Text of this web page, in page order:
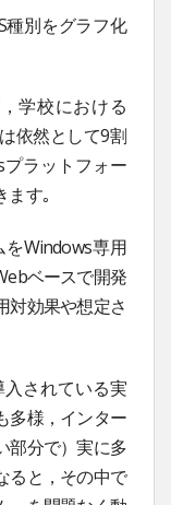
種別をグラフ化
学校における
依然として9割
プラットフォー
ます｡
Windows専用
ベースで開発
対効果や想定さ
されている実
多様，インター
部分で）実に多
ると，その中で